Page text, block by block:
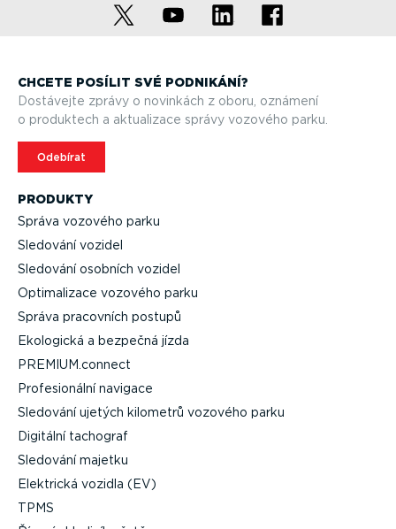
PRODUKTY
Správa vozového parku
Sledování vozidel
Sledování osobních vozidel
Optima­lizace vozového parku
Správa pracovních postupů
Ekologická a bezpečná jízda
PREMIUM.connect
Profe­si­o­nální navigace
Sledování ujetých kilometrů vozového parku
Digitální tachograf
Sledování majetku
Elektrická vozidla (EV)
TPMS
CHCETE POSÍLIT SVÉ PODNIKÁNÍ?
Dostávejte zprávy o novinkách z oboru, oznámení
o produktech a aktualizace správy vozového parku.
Odebírat